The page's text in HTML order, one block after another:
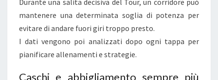
Durante una salita decisiva del Tour, un corridore può
mantenere una determinata soglia di potenza per
evitare di andare fuori giri troppo presto.
I dati vengono poi analizzati dopo ogni tappa per
pianificare allenamenti e strategie.
Caschi e abbigliamento sempre più